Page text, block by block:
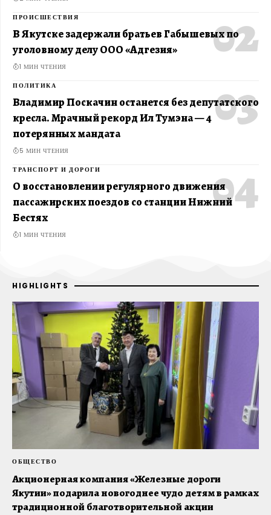
ПРОИСШЕСТВИЯ
В Якутске задержали братьев Габышевых по
уголовному делу ООО «Адгезия»
1 МИН ЧТЕНИЯ
ПОЛИТИКА
Владимир Поскачин останется без депутатского
кресла. Мрачный рекорд Ил Тумэна — 4
потерянных мандата
5 МИН ЧТЕНИЯ
ТРАНСПОРТ И ДОРОГИ
О восстановлении регулярного движения
пассажирских поездов со станции Нижний
Бестях
1 МИН ЧТЕНИЯ
HIGHLIGHTS
ОБЩЕСТВО
Акционерная компания «Железные дороги
Якутии» подарила новогоднее чудо детям в рамках
традиционной благотворительной акции